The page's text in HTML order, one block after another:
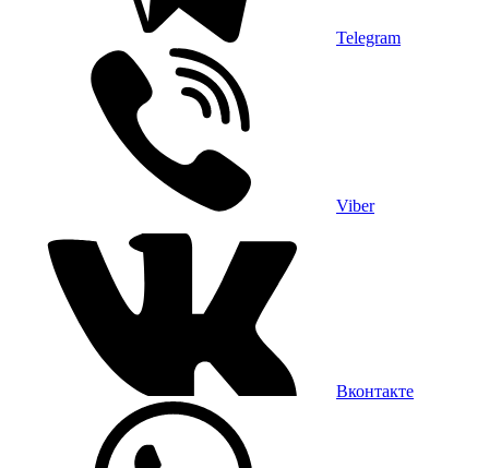
Telegram
Viber
Вконтакте